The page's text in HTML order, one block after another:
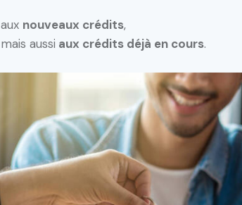
aux nouveaux crédits,
mais aussi aux crédits déjà en cours.